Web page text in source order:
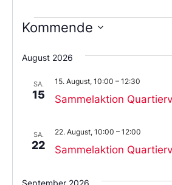
Kommende
Sie
das
aus.
August 2026
SA.
15 Sammelaktion
15. August, 10:00 – 12:30
SA.
22 Sammelaktion
22. August, 10:00 – 12:00
September 2026